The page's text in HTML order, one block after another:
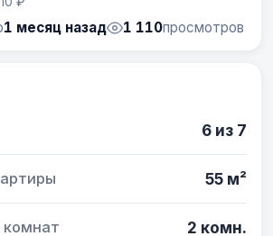
1 месяц назад 1 110просмотров
6 из 7
55 м²
комнат 2 комн.